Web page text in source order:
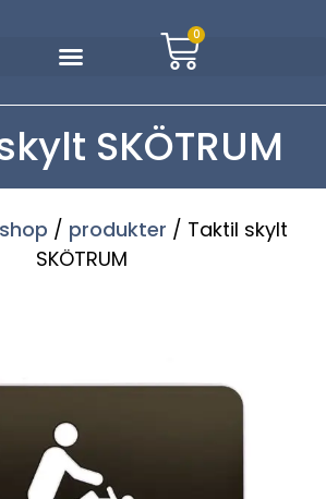
0
SKÖTRUM
/ produkter / Taktil skylt
SKÖTRUM